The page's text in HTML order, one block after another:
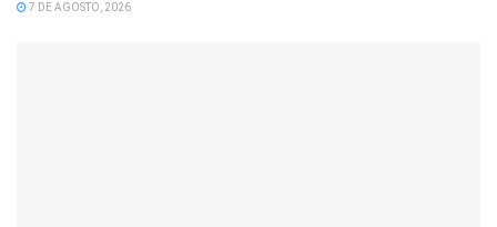
7 DE AGOSTO, 2026